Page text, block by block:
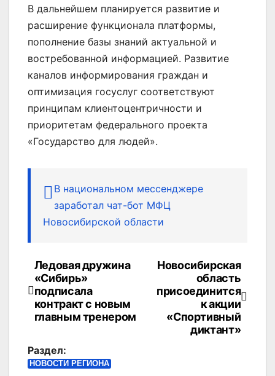
В дальнейшем планируется развитие и
расширение функционала платформы,
пополнение базы знаний актуальной и
востребованной информацией. Развитие
каналов информирования граждан и
оптимизация госуслуг соответствуют
принципам клиентоцентричности и
приоритетам федерального проекта
«Государство для людей».
В национальном мессенджере
заработал чат-бот МФЦ
Новосибирской области
Навигация
по
записям
Новосибирская
область
присоединится
к акции
«Спортивный
диктант»
Ледовая дружина
«Сибирь»
подписала
контракт с новым
главным тренером
Раздел:
НОВОСТИ РЕГИОНА